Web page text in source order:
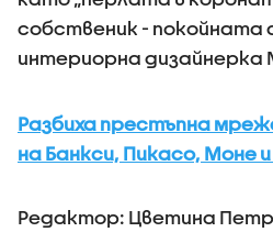
собственик - покойната
интериорна дизайнерка
Разбиха престъпна
на Банкси, Пикасо, Моне
Редактор: Цветина